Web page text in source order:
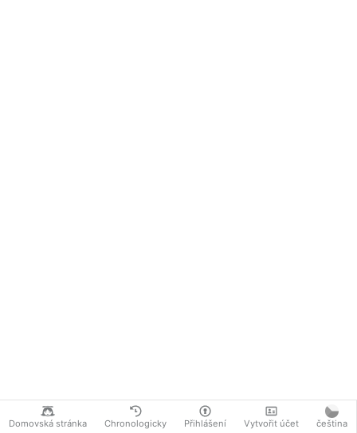
Domovská stránka Chronologicky Přihlášení Vytvořit účet čeština